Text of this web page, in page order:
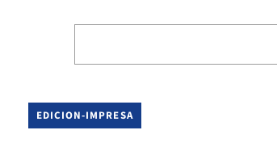
EDICION-IMPRESA